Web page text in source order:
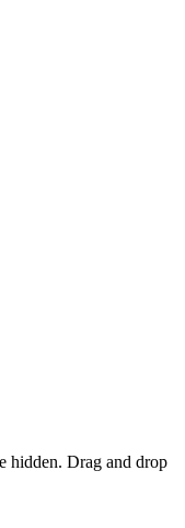
hidden. Drag and drop